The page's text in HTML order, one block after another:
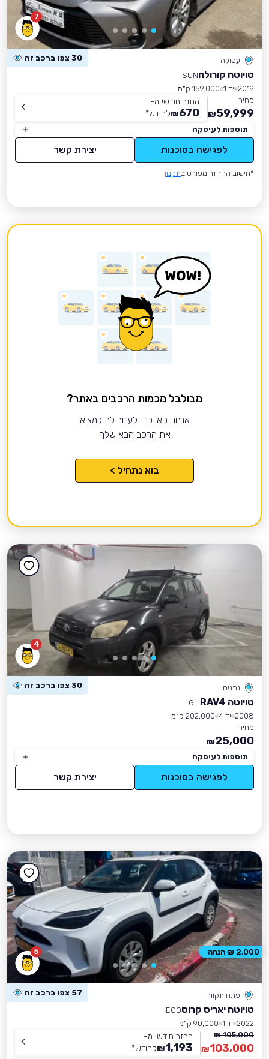
7
עפולה 30 צפו ברכב זה
טויוטה קורולהSUN
2019 יד 1
159,000 ק״מ
מחיר
59,999
₪
החזר חודשי מ-
670
₪לחודש*
תוספות לעיסקה
לפגישה בסוכנות יצירת קשר
*חישוב ההחזר מפורט בתקנון
מבולבל מכמות הרכבים באתר?
אנחנו כאן כדי לעזור לך למצוא
את הרכב הבא שלך
בוא נתחיל >
4
נתניה 30 צפו ברכב זה
טויוטה RAV4
GLI
2008 יד 4
202,000 ק״מ
מחיר
25,000
₪
תוספות לעיסקה
לפגישה בסוכנות יצירת קשר
5
פתח תקווה 57 צפו ברכב זה
טויוטה יאריס קרוסECO
2022 יד 1
90,000 ק״מ
105,000 ₪
103,000
₪
החזר חודשי מ-
1,193
₪לחודש*
2,000 ₪ הנחה